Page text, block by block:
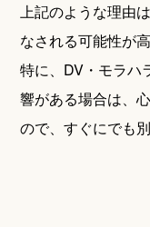
上記のような理由
なされる可能性が高
特に、DV・モラハ
響がある場合は、
ので、すぐにでも